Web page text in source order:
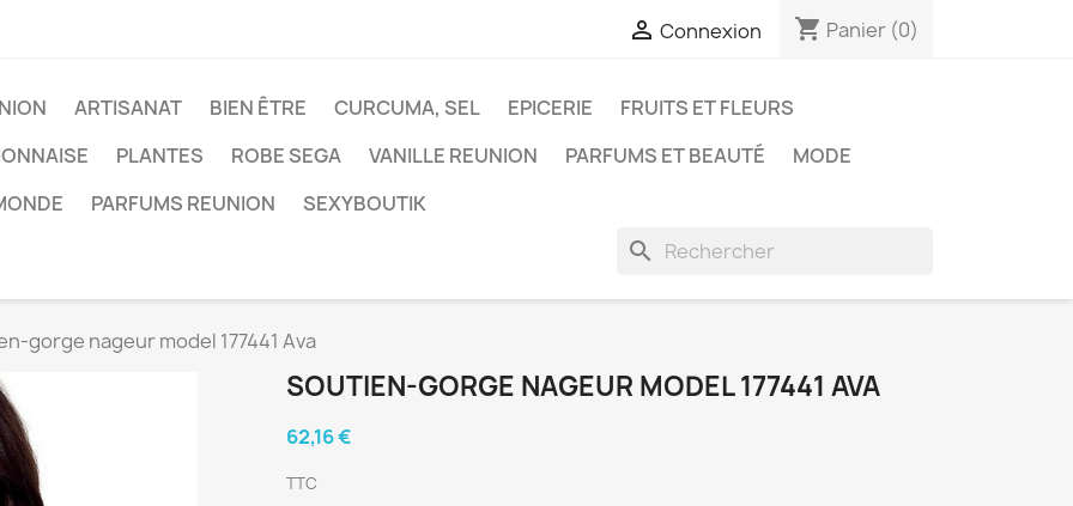
 Connexion shopping_cart Panier (0)
ARTISANAT BIEN ÊTRE CURCUMA, SEL EPICERIE
FRUITS ET FLEURS
PLANTES ROBE SEGA VANILLE REUNION PARFUMS ET BEAUTÉ
MODE
PARFUMS REUNION SEXYBOUTIK
search
gorge nageur model 177441 Ava
SOUTIEN-GORGE NAGEUR MODEL 177441 AVA
62,16 €
TTC